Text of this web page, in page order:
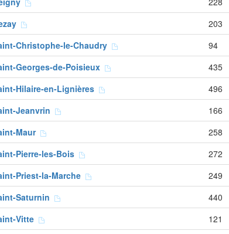
203
Christophe-le-Chaudry 94
Georges-de-Poisieux 435
Hilaire-en-Lignières 496
Jeanvrin 166
Maur 258
Pierre-les-Bois 272
Priest-la-Marche 249
Saturnin 440
Vitte 121